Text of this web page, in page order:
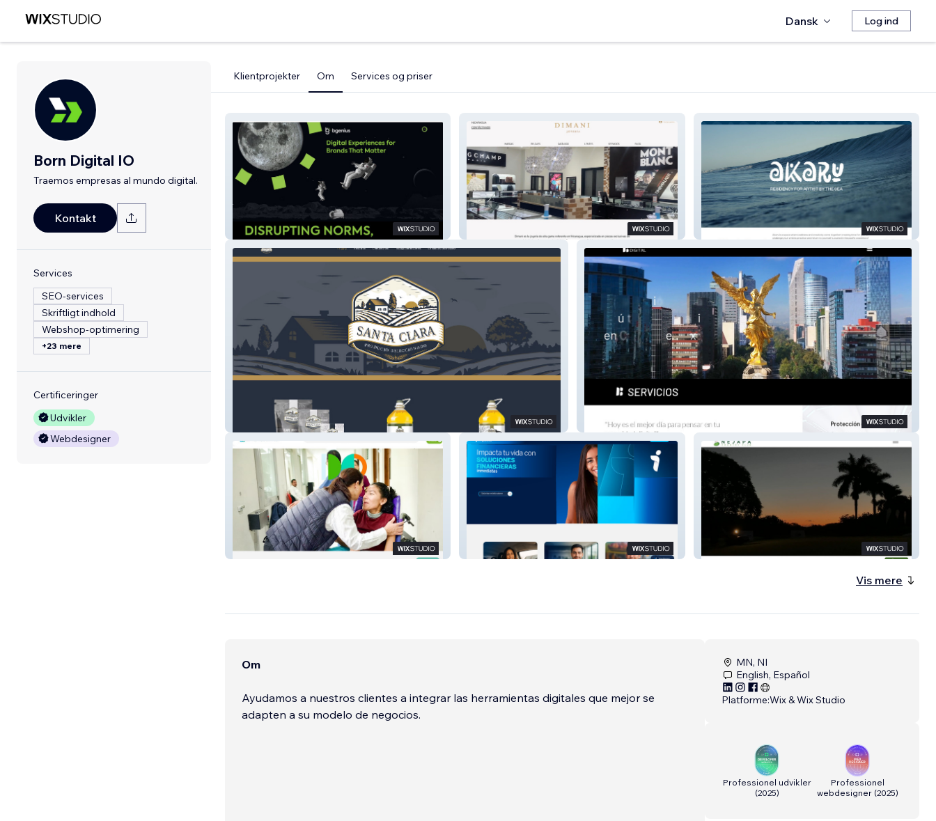
Dansk Log ind
Born Digital IO
Traemos empresas al mundo digital.
Kontakt
Services
SEO-services
Skriftligt indhold
Webshop-optimering
+23 mere
Certificeringer
Udvikler
Webdesigner
Klientprojekter Om Services og priser
bgenius Creative Agency Akaru
Alimentos Santa Clara Borza Digital
SINPA IMPACTA
Vis mere
Om
Ayudamos a nuestros clientes a integrar las herramientas digitales que mejor se
adapten a su modelo de negocios.
MN, NI
English, Español
Platforme:Wix & Wix Studio
Professionel udvikler
(2025)
Professionel
webdesigner(2025)